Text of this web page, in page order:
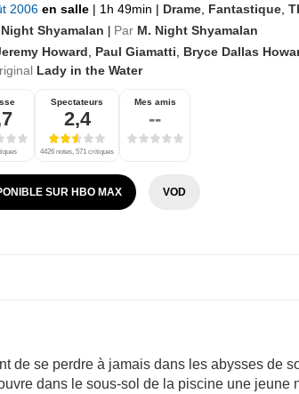
2006 en salle | 1h 49min | Drame Fantastique
Shyamalan | Par M. Night Shyamalan
Howard Paul Giamatti
Bryce Dallas
Lady in the Water
Spectateurs
2,4
4426 notes, 571 critiques
Mes amis
--
SUR HBO MAX VOD
de se perdre à jamais dans les abysses de
dans le sous-sol de la piscine une jeune